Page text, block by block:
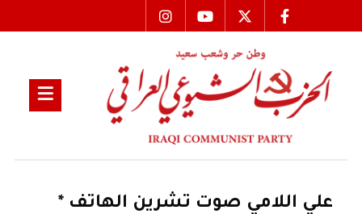
علي اللامي صوت تشرين الهاتف *